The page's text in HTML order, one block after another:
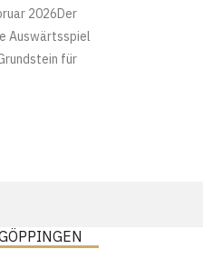
2026Der
Auswärtsspiel
für